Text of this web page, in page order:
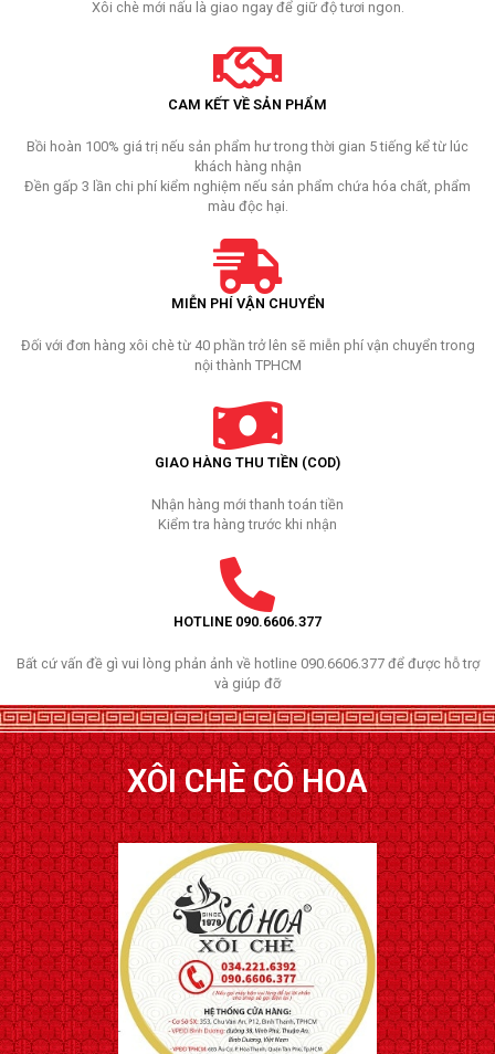
Xôi chè mới nấu là giao ngay để giữ độ tươi ngon.
CAM KẾT VỀ SẢN PHẨM
Bồi hoàn 100% giá trị nếu sản phẩm hư trong thời gian 5 tiếng kể từ lúc
khách hàng nhận
Đền gấp 3 lần chi phí kiểm nghiệm nếu sản phẩm chứa hóa chất, phẩm
màu độc hại.
MIỄN PHÍ VẬN CHUYỂN
Đối với đơn hàng xôi chè từ 40 phần trở lên sẽ miễn phí vận chuyển trong
nội thành TPHCM
GIAO HÀNG THU TIỀN (COD)
Nhận hàng mới thanh toán tiền
Kiểm tra hàng trước khi nhận
HOTLINE 090.6606.377
Bất cứ vấn đề gì vui lòng phản ảnh về hotline 090.6606.377 để được hỗ trợ
và giúp đỡ
XÔI CHÈ CÔ HOA